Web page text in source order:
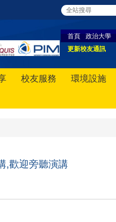
首頁 政治大學
更新校友通訊
校友服務 環境設施
,歡迎旁聽演講